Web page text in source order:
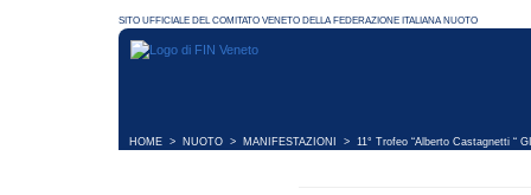
HOME > NUOTO > MANIFESTAZIONI > 11° Trofeo “Alberto Castagnetti “